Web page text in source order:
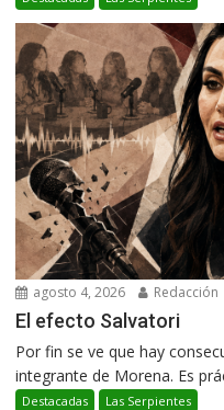
agosto 4, 2026 Redacción
El efecto Salvatori
Por fin se ve que hay
integrante de Morena. Es
Destacadas Las Serpientes